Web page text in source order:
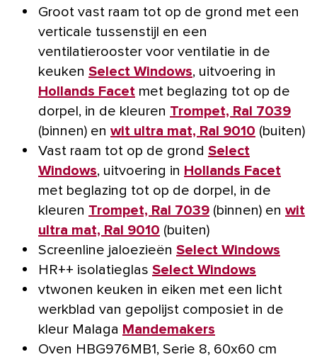
Groot vast raam tot op de grond met een
verticale tussenstijl en een
ventilatierooster voor ventilatie in de
keuken Select Windows, uitvoering in
Hollands Facet met beglazing tot op de
dorpel, in de kleuren Trompet, Ral 7039
(binnen) en wit ultra mat, Ral 9010 (buiten)
Vast raam tot op de grond Select
Windows, uitvoering in Hollands Facet
met beglazing tot op de dorpel, in de
kleuren Trompet, Ral 7039 (binnen) en wit
ultra mat, Ral 9010 (buiten)
Screenline jaloezieën Select Windows
HR++ isolatieglas Select Windows
vtwonen keuken in eiken met een licht
werkblad van gepolijst composiet in de
kleur Malaga Mandemakers
Oven HBG976MB1, Serie 8, 60x60 cm